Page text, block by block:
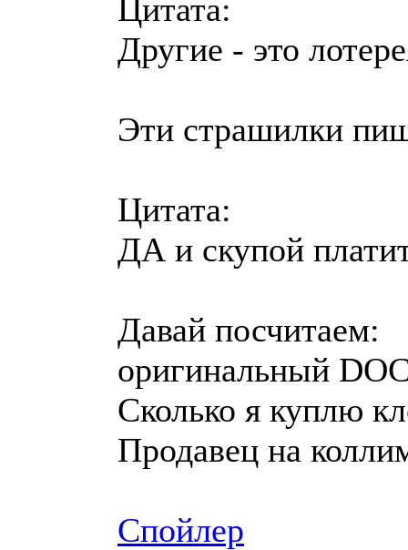
Цитата:
Другие - это
Эти страшилки
Цитата:
ДА и скупой
Давай посчитаем:
оригинальный
Сколько я куплю
Продавец на
Спойлер